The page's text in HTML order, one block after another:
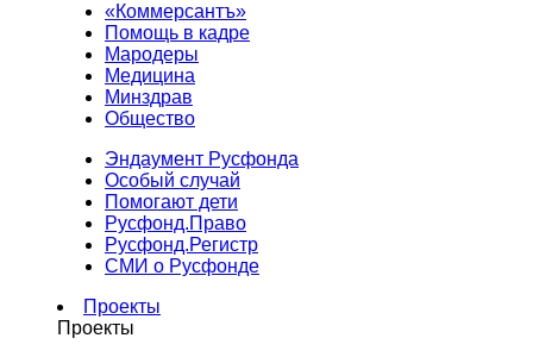
«Коммерсантъ»
Помощь в кадре
Мародеры
Медицина
Минздрав
Общество
Эндаумент Русфонда
Особый случай
Помогают дети
Русфонд.Право
Русфонд.Регистр
СМИ о Русфонде
Проекты
Проекты